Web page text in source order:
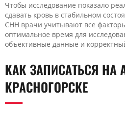
Чтобы исследование показало
сдавать кровь в стабильном
CHH врачи учитывают все
оптимальное время для
объективные данные и
КАК ЗАПИСАТЬСЯ НА
КРАСНОГОРСКЕ